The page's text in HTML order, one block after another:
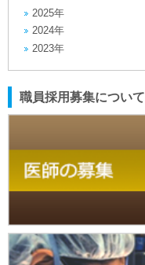
2025年
2024年
2023年
職員採用募集について